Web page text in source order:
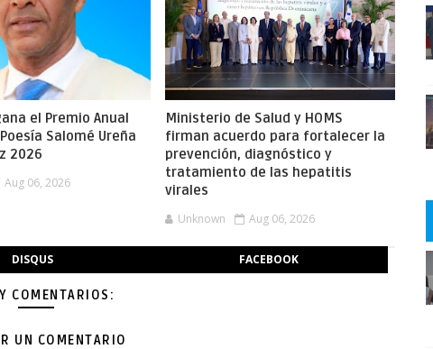
el Premio Anual
Salomé Ureña
2026
Aug 06, 2026
Ministerio de Salud y HOMS
firman acuerdo para fortalecer la
prevención, diagnóstico y
tratamiento de las hepatitis
virales
Unknown Aug 06, 2026
DISQUS FACEBOOK
COMENTARIOS:
UN COMENTARIO